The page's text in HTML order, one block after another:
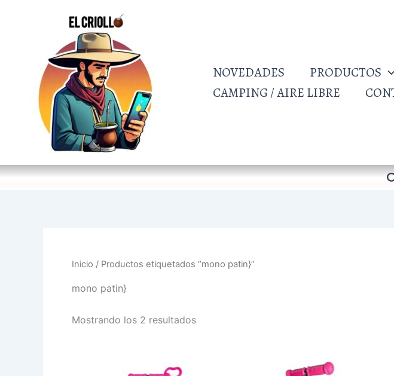
NOVEDADES PRODUCTOS
CAMPING / AIRE LIBRE
Inicio / Productos etiquetados “mono patin}”
mono patin}
Mostrando los 2 resultados
S-